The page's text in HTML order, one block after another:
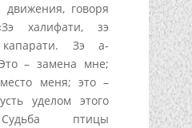
говоря
халифати, зэ
Зэ а-
– замена мне;
меня; это –
уделом этого
птицы